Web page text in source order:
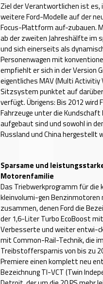
Ziel der Verantwortlichen ist es,
weitere Ford-Modelle auf der
Focus-Plattform auf-zubauen.
ab der zweiten Jahreshälfte im
und sich einerseits als
Personenwagen mit
empfiehlt er sich in der Version
eigentliches MAV (Multi
Sitzsystem punktet auf
verfügt. Übrigens: Bis 2012 wird
Fahrzeuge unter die
aufgebaut sind und sowohl in
Russland und China hergestellt
Sparsame und
Motorenfamilie
Das Triebwerkprogramm für
kleinvolumi-gen
zusammen, denen Ford die
der 1,6-Liter Turbo EcoBoost
Verbesserte und weiter entwi-
mit Common-Rail-Technik, die
Treibstoffersparnis von bis zu
Premiere einen komplett neu
Bezeichnung TI-VCT (Twin